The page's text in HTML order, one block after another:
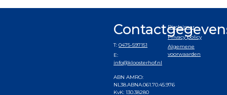
T: 0475-597151
E:
info@kloosterhof.nl
ABN AMRO:
NL38.ABNA.061.70.45.976
KvK: 130.38280
Disclaimer
Privacy policy
Algemene
voorwaarden